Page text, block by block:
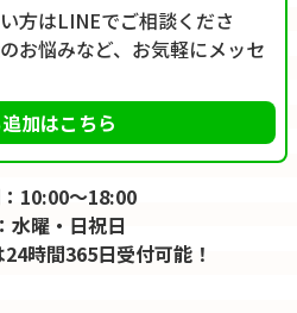
方はLINEでご相談くださ
お悩みなど、お気軽にメッセ
加はこちら
10:00～18:00
水曜・日祝日
時間365日受付可能！